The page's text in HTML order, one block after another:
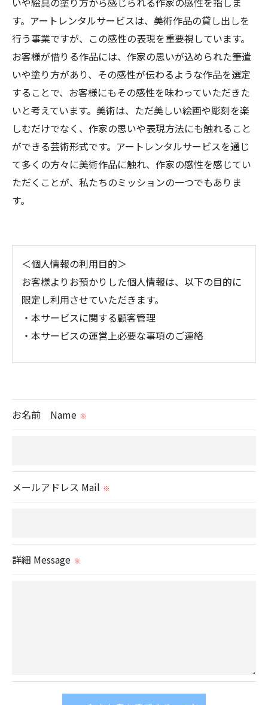
す。アートレンタルサービスは、美術作品の貸し出しを
行う事業ですが、この感性の表現を重要視しています。
お客様が借りる作品には、作家の思いが込められた筆遣
いや塗り方があり、その感性が伝わるような作品を選定
することで、お客様にもその感性を味わっていただきた
いと考えています。美術は、ただ美しい絵画や彫刻を楽
しむだけでなく、作家の思いや表現方法にも触れること
ができる芸術形式です。アートレンタルサービスを通じ
て多くの方々に美術作品に触れ、作家の感性を感じてい
ただくことが、私たちのミッションの一つでもありま
す。
＜個人情報の利用目的＞
お客様よりお預かりした個人情報は、以下の目的に
限定し利用させていただきます。
・本サービスに関する顧客管理
・本サービスの運営上必要な事項のご連絡
られた場合を除き、
のサービスをご提供できない場合がございますので
お名前 Name ※
メールアドレス Mail ※
詳細 Message ※